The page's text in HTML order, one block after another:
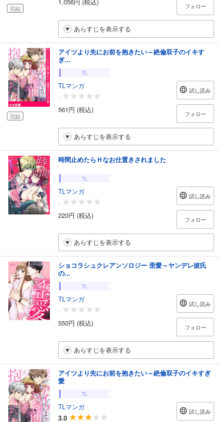
完結 フォロー
あらすじを表示する
完結
アイツより先にお前を抱きたい～絶倫双子のイキす
ぎ...
TL
TLマンガ
-
561円 (税込)
試し読み
フォロー
あらすじを表示する
時間止めたらＨなお仕置きされました
TL
TLマンガ
-
220円 (税込)
試し読み
フォロー
あらすじを表示する
ショコラシュクレアンソロジー 歪愛～ヤンデレ彼氏
の...
TL
TLマンガ
-
550円 (税込)
試し読み
フォロー
あらすじを表示する
アイツより先にお前を抱きたい～絶倫双子のイキすぎ
愛
TL
TLマンガ
3.0
試し読み